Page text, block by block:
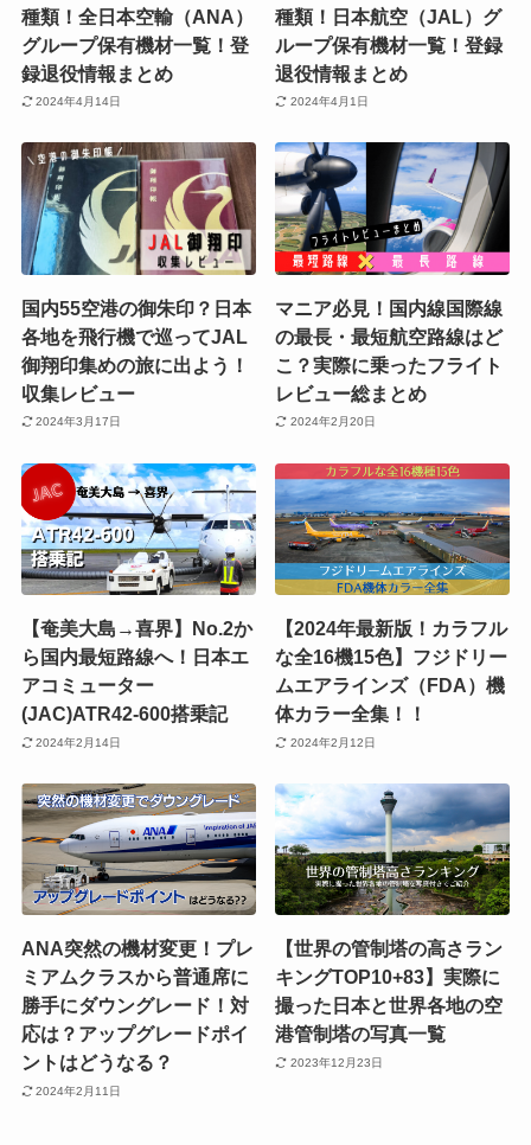
種類！全日本空輸（ANA）
グループ保有機材一覧！登
録退役情報まとめ
2024年4月14日
種類！日本航空（JAL）グ
ループ保有機材一覧！登録
退役情報まとめ
2024年4月1日
国内55空港の御朱印？日本
各地を飛行機で巡ってJAL
御翔印集めの旅に出よう！
収集レビュー
2024年3月17日
マニア必見！国内線国際線
の最長・最短航空路線はど
こ？実際に乗ったフライト
レビュー総まとめ
2024年2月20日
【奄美大島→喜界】No.2か
ら国内最短路線へ！日本エ
アコミューター
(JAC)ATR42-600搭乗記
2024年2月14日
【2024年最新版！カラフル
な全16機15色】フジドリー
ムエアラインズ（FDA）機
体カラー全集！！
2024年2月12日
ANA突然の機材変更！プレ
ミアムクラスから普通席に
勝手にダウングレード！対
応は？アップグレードポイ
ントはどうなる？
2024年2月11日
【世界の管制塔の高さラン
キングTOP10+83】実際に
撮った日本と世界各地の空
港管制塔の写真一覧
2023年12月23日